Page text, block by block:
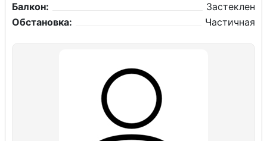
Балкон:
Застеклен
Обстановка:
Частичная